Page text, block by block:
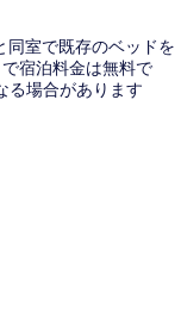
同室で既存のベッドを
宿泊料金は無料で
る場合があります